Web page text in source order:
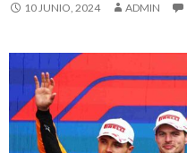
10 JUNIO, 2024 ADMIN